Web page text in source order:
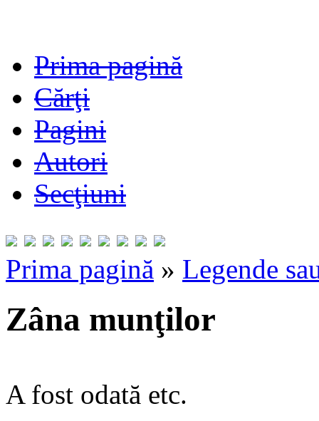
Prima pagină
Cărţi
Pagini
Autori
Secţiuni
Prima pagină » Legende
Zâna munţilor
A fost odată etc.